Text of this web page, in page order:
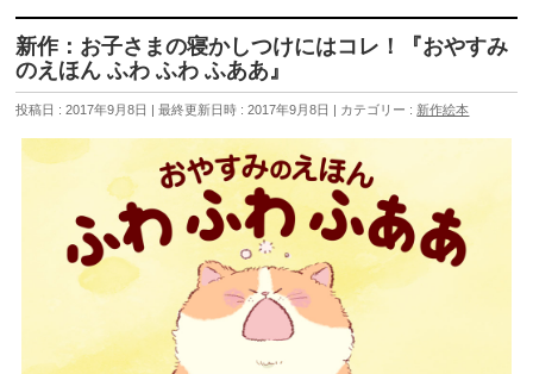
新作：お子さまの寝かしつけにはコレ！『おやすみ
のえほん ふわ ふわ ふああ』
投稿日 : 2017年9月8日 最終更新日時 : 2017年9月8日 カテゴリー : 新作絵本